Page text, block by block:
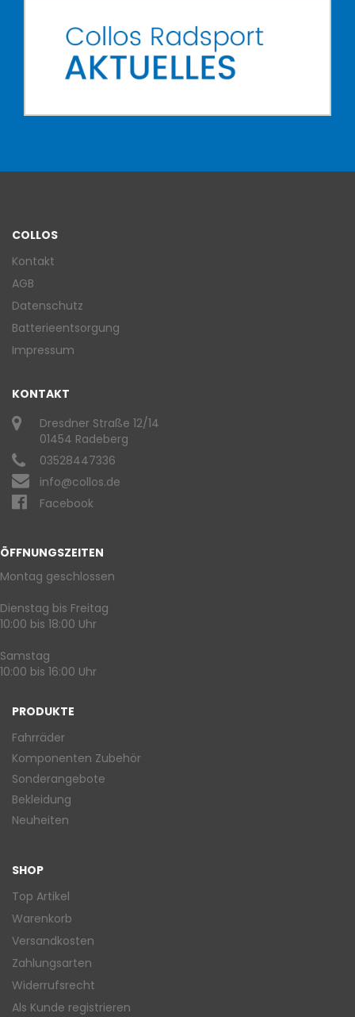
COLLOS
Kontakt
AGB
Datenschutz
Batterieentsorgung
Impressum
KONTAKT
Dresdner Straße 12/14
01454 Radeberg
03528447336
info@collos.de
Facebook
ÖFFNUNGSZEITEN
Montag geschlossen
Dienstag bis Freitag
10:00 bis 18:00 Uhr
Samstag
10:00 bis 16:00 Uhr
PRODUKTE
Fahrräder
Komponenten Zubehör
Sonderangebote
Bekleidung
Neuheiten
SHOP
Top Artikel
Warenkorb
Versandkosten
Zahlungsarten
Widerrufsrecht
Als Kunde registrieren